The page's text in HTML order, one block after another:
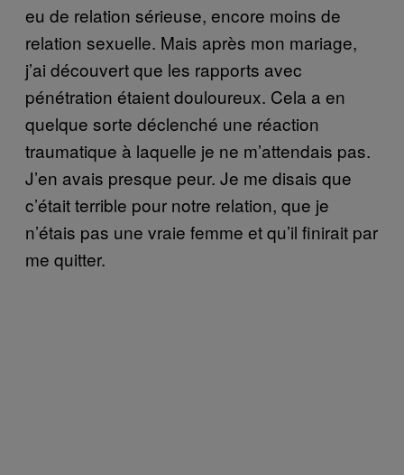
eu de relation sérieuse, encore moins de
relation sexuelle. Mais après mon mariage,
j’ai découvert que les rapports avec
pénétration étaient douloureux. Cela a en
quelque sorte déclenché une réaction
traumatique à laquelle je ne m’attendais pas.
J’en avais presque peur. Je me disais que
c’était terrible pour notre relation, que je
n’étais pas une vraie femme et qu’il finirait par
me quitter.